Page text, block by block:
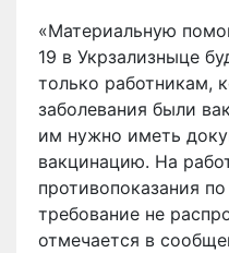
«Материальную
19 в Укрзализныце
только работникам,
заболевания были
им нужно иметь
вакцинацию. На
противопоказания
требование не
отмечается в